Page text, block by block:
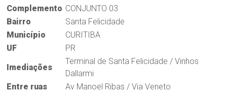
Complemento CONJUNTO 03
Bairro
Santa Felicidade
Município
CURITIBA
UF
PR
Imediações
Terminal de Santa Felicidade / Vinhos
Dallarmi
Entre ruas
Av Manoel Ribas / Via Veneto